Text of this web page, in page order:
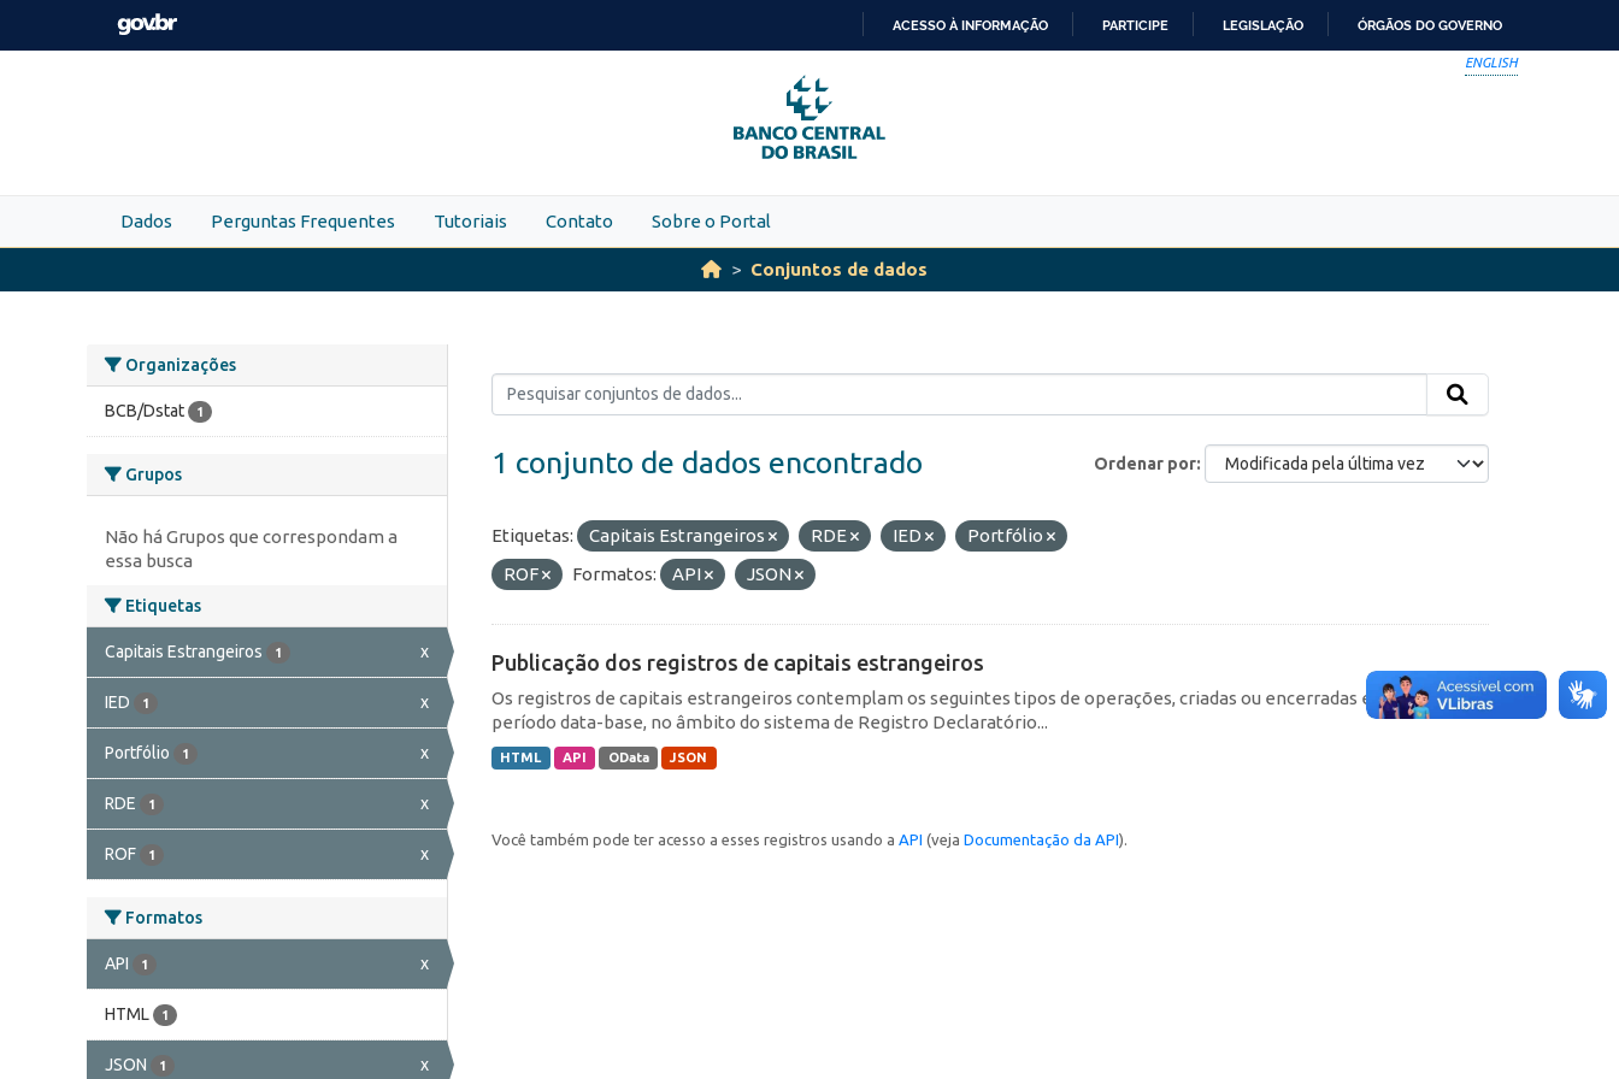
Skip to main content
PARA
O
CONTEÚDO
ACESSO À INFORMAÇÃO PARTICIPE LEGISLAÇÃO ÓRGÃOS DO GOVERNO
ENGLISH
Dados Perguntas Frequentes Tutoriais Contato Sobre o Portal
Conjuntos de dados
Organizações
BCB/Dstat 1
Grupos
Não há Grupos que correspondam a
essa busca
Etiquetas
Capitais Estrangeiros 1 x
IED 1 x
Portfólio 1 x
RDE 1 x
ROF 1 x
Formatos
API 1 x
HTML 1
JSON 1 x
Ordenar por
1 conjunto de dados encontrado
Etiquetas: Capitais Estrangeiros RDE IED
Portfólio
ROF
Formatos: API JSON
Publicação dos registros de capitais estrangeiros
Os registros de capitais estrangeiros contemplam os seguintes tipos de operações, criadas ou encerradas em cada
período data-base, no âmbito do sistema de Registro Declaratório...
HTML API OData JSON
Você também pode ter acesso a esses registros usando a API (veja Documentação da API).